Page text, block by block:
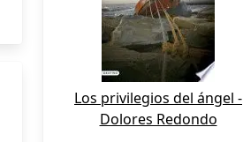
Los privilegios del ángel -
Dolores Redondo